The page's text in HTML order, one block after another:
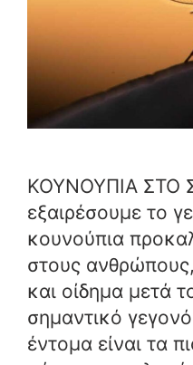
ΚΟΥΝΟΥΠΙΑ ΣΤΟ
εξαιρέσουμε το
κουνούπια
στους
και οίδημα μετά
σημαντικό
έντομα είναι τα